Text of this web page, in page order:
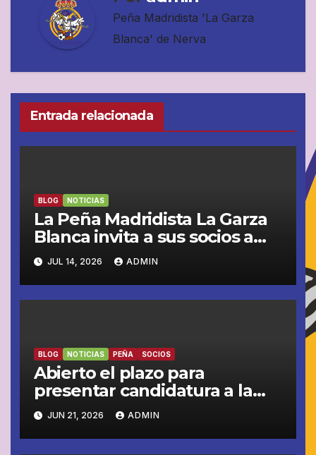
Peña Madridista 'La Garza
Blanca' de Nerva
Entrada relacionada
BLOG NOTICIAS
La Peña Madridista La Garza
Blanca invita a sus socios a
vivir juntos la semifinal entre
España y Francia
JUL 14, 2026 ADMIN
BLOG NOTICIAS PEÑA SOCIOS
Abierto el plazo para
presentar candidatura a la
Presidencia de la peña
madridista ‘La Garza Blanca’
de Nerva
JUN 21, 2026 ADMIN